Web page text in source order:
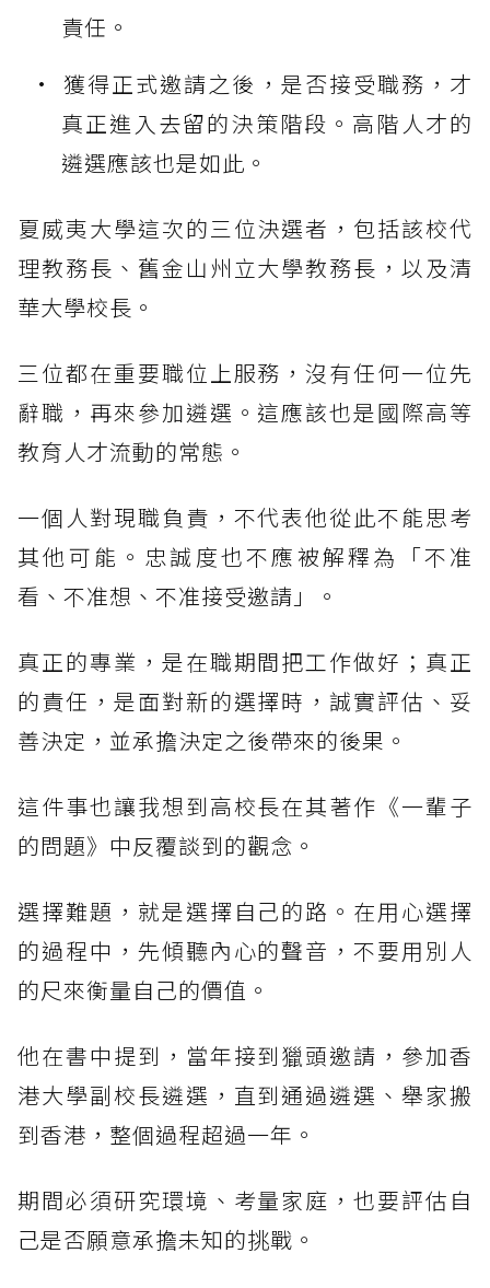
責任。
獲得正式邀請之後，是否接受職務，才
真正進入去留的決策階段。高階人才的
遴選應該也是如此。
夏威夷大學這次的三位決選者，包括該校代
理教務長、舊金山州立大學教務長，以及清
華大學校長。
三位都在重要職位上服務，沒有任何一位先
辭職，再來參加遴選。這應該也是國際高等
教育人才流動的常態。
一個人對現職負責，不代表他從此不能思考
其他可能。忠誠度也不應被解釋為「不准
看、不准想、不准接受邀請」。
真正的專業，是在職期間把工作做好；真正
的責任，是面對新的選擇時，誠實評估、妥
善決定，並承擔決定之後帶來的後果。
這件事也讓我想到高校長在其著作《一輩子
的問題》中反覆談到的觀念。
選擇難題，就是選擇自己的路。在用心選擇
的過程中，先傾聽內心的聲音，不要用別人
的尺來衡量自己的價值。
他在書中提到，當年接到獵頭邀請，參加香
港大學副校長遴選，直到通過遴選、舉家搬
到香港，整個過程超過一年。
期間必須研究環境、考量家庭，也要評估自
己是否願意承擔未知的挑戰。